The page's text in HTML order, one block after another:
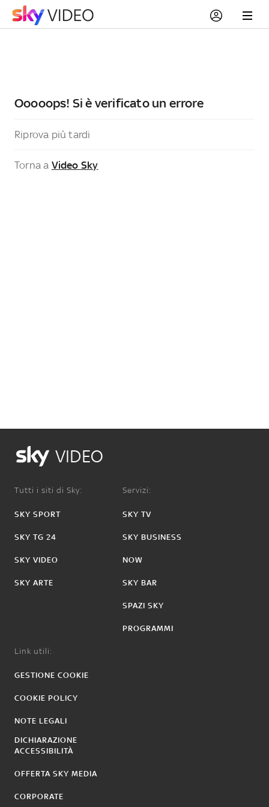
Ooooops! Si è verificato un errore
Riprova più tardi
Torna a Video Sky
VIDEO
Tutti i siti di Sky:
SKY SPORT
SKY TG 24
SKY VIDEO
SKY ARTE
Servizi:
SKY TV
SKY BUSINESS
NOW
SKY BAR
SPAZI SKY
PROGRAMMI
Link utili:
GESTIONE COOKIE
COOKIE POLICY
NOTE LEGALI
DICHIARAZIONE
ACCESSIBILITÀ
OFFERTA SKY MEDIA
CORPORATE